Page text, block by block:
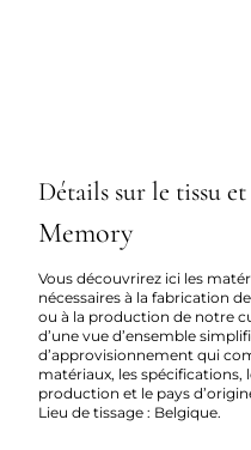
Détails sur le tissu
Memory
Vous découvrirez ici les
nécessaires à la fabrication
ou à la production de notre
d’une vue d’ensemble
d’approvisionnement qui
matériaux, les spécifications,
production et le pays
Lieu de tissage : Belgique.